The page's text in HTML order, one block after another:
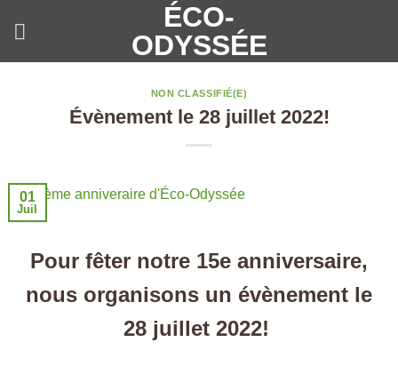
ÉCO-
ODYSSÉE
NON CLASSIFIÉ(E)
Évènement le 28 juillet 2022!
01
Juil
Pour fêter notre 15e anniversaire,
nous organisons un évènement le
28 juillet 2022!